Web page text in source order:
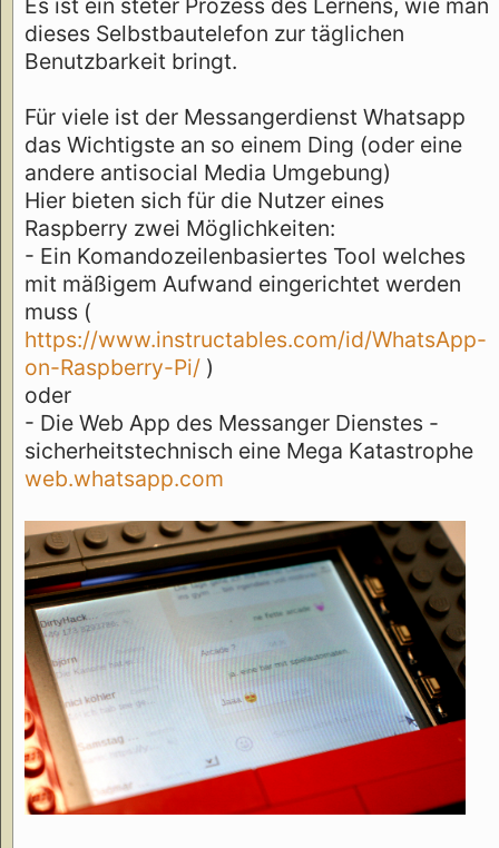
Es ist ein steter Prozess des Lernens, wie man
dieses Selbstbautelefon zur täglichen
Benutzbarkeit bringt.
Für viele ist der Messangerdienst Whatsapp
das Wichtigste an so einem Ding (oder eine
andere antisocial Media Umgebung)
Hier bieten sich für die Nutzer eines
Raspberry zwei Möglichkeiten:
- Ein Komandozeilenbasiertes Tool welches
mit mäßigem Aufwand eingerichtet werden
muss (
https://www.instructables.com/id/WhatsApp-
on-Raspberry-Pi/ )
oder
- Die Web App des Messanger Dienstes -
sicherheitstechnisch eine Mega Katastrophe
web.whatsapp.com